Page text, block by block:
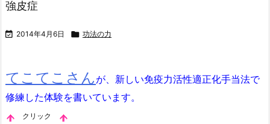
強皮症
 2014年4月6日  功法の力
てこてこさん が、新しい免疫力活性適正化手当法で
修練した体験を書いています。
クリック